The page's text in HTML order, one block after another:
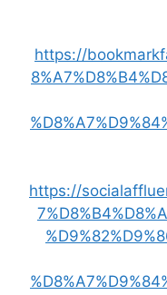
https://
https://